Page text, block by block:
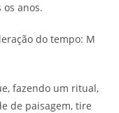
anos.
do tempo: M
fazendo um ritual,
de paisagem, tire